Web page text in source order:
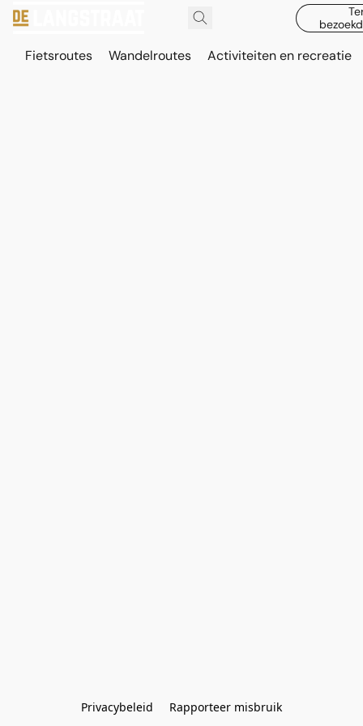
Fietsroutes Wandelroutes Activiteiten en recreatie
Privacybeleid Rapporteer misbruik